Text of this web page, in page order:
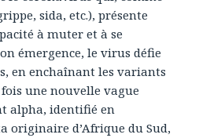
sida, etc.), présente
à muter et à se
émergence, le virus défie
en enchaînant les variants
une nouvelle vague
alpha, identifié en
originaire d’Afrique du Sud,